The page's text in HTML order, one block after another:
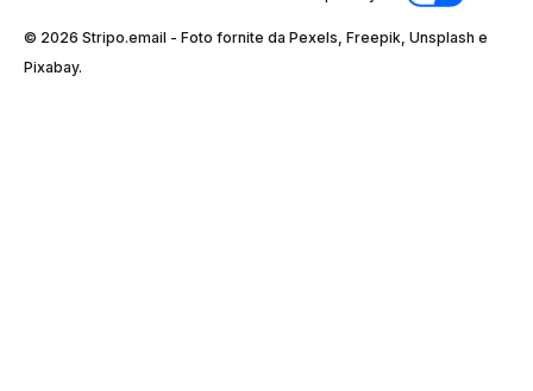
© 2026 Stripо.email - Foto fornite da Pexels, Freepik, Unsplash e
Pixabay.